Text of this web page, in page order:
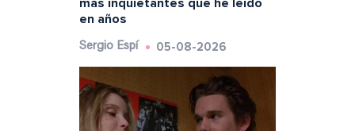
más inquietantes que he leído
en años
Sergio Espí 05-08-2026